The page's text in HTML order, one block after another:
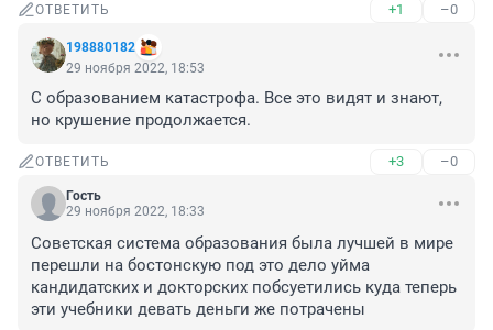
ОТВЕТИТЬ +1 –0
198880182
29 ноября 2022, 18:53
С образованием катастрофа. Все это видят и знают,
но крушение продолжается.
ОТВЕТИТЬ +3 –0
Гость
29 ноября 2022, 18:33
Советская система образования была лучшей в мире
перешли на бостонскую под это дело уйма
кандидатских и докторских побсуетились куда теперь
эти учебники девать деньги же потрачены